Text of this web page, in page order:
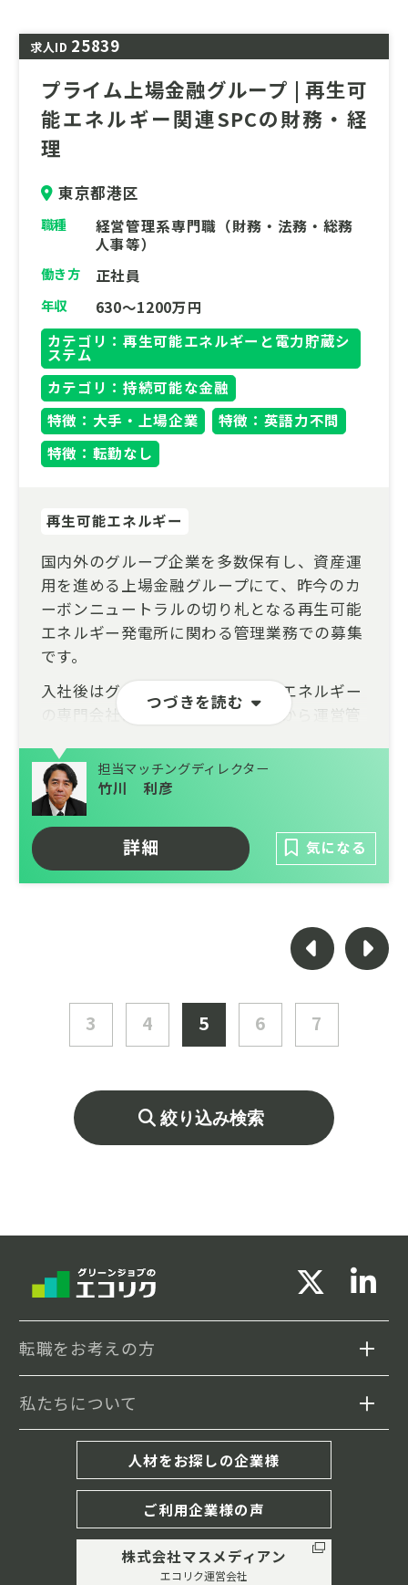
社は上下水道の実務経験知とIT技術を結びつ
けて新しい時代へチャレンジし共に成長する
ことができます。
切に対応、事業収益最大化を図ることをミッ
ションとする部門運営を円滑にするためのア
ドミ担当の募集です。
求人ID 25839
プライム上場金融グループ | 再生可
能エネルギー関連SPCの財務・経
理
東京都港区
職種
経営管理系専門職（財務・法務・総務
人事等）
働き方 正社員
年収
630～1200万円
カテゴリ：再生可能エネルギーと電力貯蔵シ
ステム
カテゴリ：持続可能な金融
特徴：大手・上場企業
特徴：英語力不問
特徴：転勤なし
つづきを読む
再生可能エネルギー
国内外のグループ企業を多数保有し、資産運
用を進める上場金融グループにて、昨今のカ
ーボンニュートラルの切り札となる再生可能
エネルギー発電所に関わる管理業務での募集
です。
入社後はグループ会社で再生可能エネルギー
の専門会社に出向し、SPCの設立から運営管
案件増加に伴う体制強化のための募集です。
大手のグループの安定経営に加え、社風もフ
レンドリーで働きやすい環境が整っていま
SPC関連業務の中でも会計や経理など金融面
担当マッチングディレクター
竹川 利彦
詳細 気になる
3 4 5 6 7
絞り込み検索
転職をお考えの方
求人検索
履歴書・職務経歴書の書き方
私たちについて
エコリクについて
転職成功までの流れ
キャリア相談(MD紹介)
人材をお探しの企業様
ご利用企業様の声
株式会社マスメディアン
エコリク運営会社